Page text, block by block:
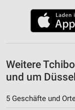
Weitere
und um
5 Geschäfte und